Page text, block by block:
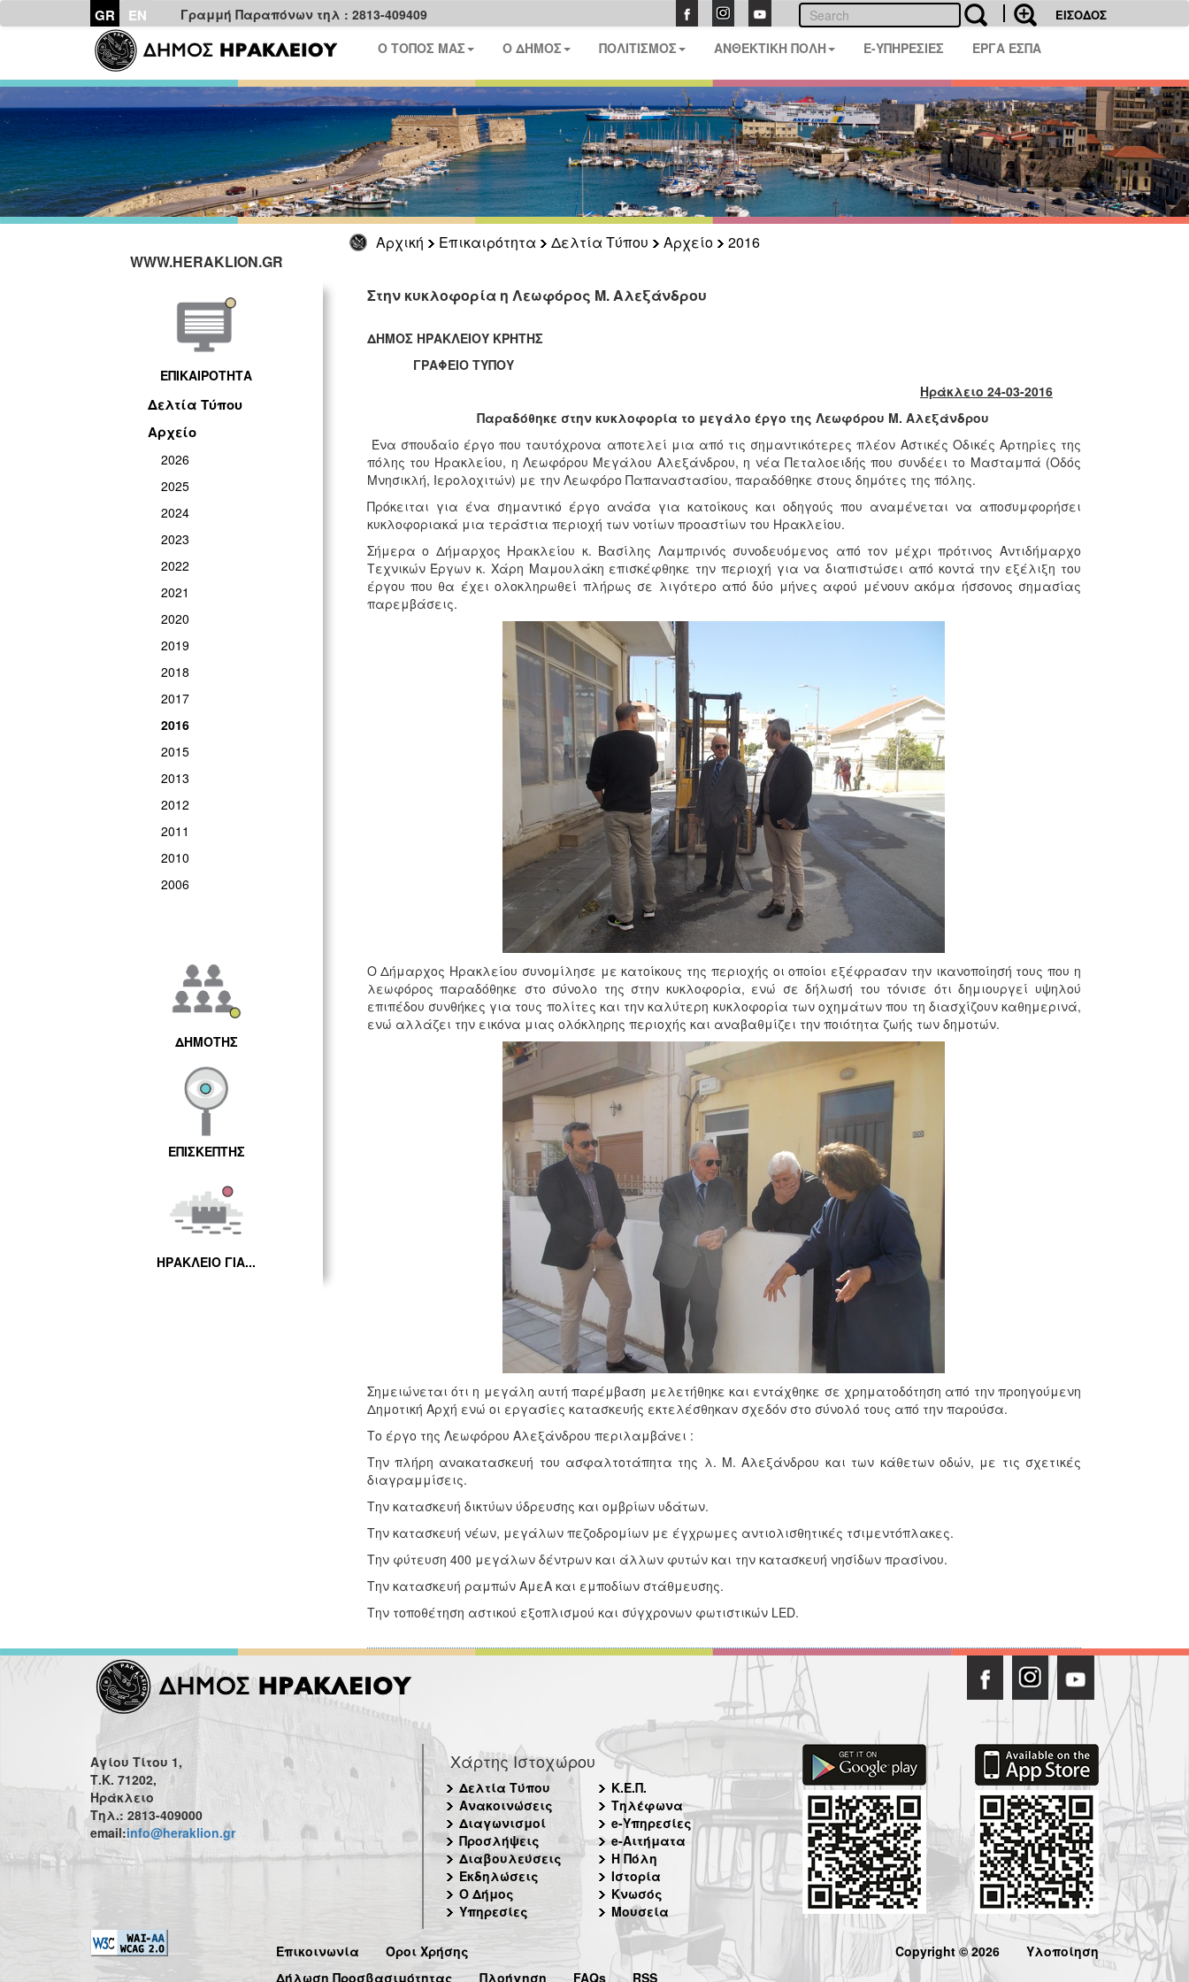
GR EN Γραμμή Παραπόνων τηλ : 2813-409409 ΕΙΣΟΔΟΣ
Ο ΤΟΠΟΣ ΜΑΣ Ο ΔΗΜΟΣ ΠΟΛΙΤΙΣΜΟΣ ΑΝΘΕΚΤΙΚΗ ΠΟΛΗ E-ΥΠΗΡΕΣΙΕΣ ΕΡΓΑ ΕΣΠΑ
Αρχική Επικαιρότητα Δελτία Τύπου Αρχείο
2016
WWW.HERAKLION.GR
ΕΠΙΚΑΙΡΟΤΗΤΑ
Δελτία Τύπου
Αρχείο
2026
2025
2024
2023
2022
2021
2020
2019
2018
2017
2016
2015
2013
2012
2011
2010
2006
ΔΗΜΟΤΗΣ
ΕΠΙΣΚΕΠΤΗΣ
ΗΡΑΚΛΕΙΟ ΓΙΑ...
Στην κυκλοφορία η Λεωφόρος Μ. Αλεξάνδρου
ΔΗΜΟΣ ΗΡΑΚΛΕΙΟΥ ΚΡΗΤΗΣ
ΓΡΑΦΕΙΟ ΤΥΠΟΥ
Ηράκλειο 24-03-2016
Παραδόθηκε στην κυκλοφορία το μεγάλο έργο της Λεωφόρου Μ. Αλεξάνδρου
Ένα σπουδαίο έργο που ταυτόχρονα αποτελεί μια από τις σημαντικότερες πλέον Αστικές Οδικές Αρτηρίες της
πόλης του Ηρακλείου, η Λεωφόρου Μεγάλου Αλεξάνδρου, η νέα Πεταλοειδής που συνδέει το Μασταμπά (Οδός
Μνησικλή, Ιερολοχιτών) με την Λεωφόρο Παπαναστασίου, παραδόθηκε στους δημότες της πόλης.
Πρόκειται για ένα σημαντικό έργο ανάσα για κατοίκους και οδηγούς που αναμένεται να αποσυμφορήσει
κυκλοφοριακά μια τεράστια περιοχή των νοτίων προαστίων του Ηρακλείου.
Σήμερα ο Δήμαρχος Ηρακλείου κ. Βασίλης Λαμπρινός συνοδευόμενος από τον μέχρι πρότινος Αντιδήμαρχο
Τεχνικών Έργων κ. Χάρη Μαμουλάκη επισκέφθηκε την περιοχή για να διαπιστώσει από κοντά την εξέλιξη του
έργου που θα έχει ολοκληρωθεί πλήρως σε λιγότερο από δύο μήνες αφού μένουν ακόμα ήσσονος σημασίας
παρεμβάσεις.
Ο Δήμαρχος Ηρακλείου συνομίλησε με κατοίκους της περιοχής οι οποίοι εξέφρασαν την ικανοποίησή τους που η
λεωφόρος παραδόθηκε στο σύνολο της στην κυκλοφορία, ενώ σε δήλωσή του τόνισε ότι δημιουργεί υψηλού
επιπέδου συνθήκες για τους πολίτες και την καλύτερη κυκλοφορία των οχημάτων που τη διασχίζουν καθημερινά,
ενώ αλλάζει την εικόνα μιας ολόκληρης περιοχής και αναβαθμίζει την ποιότητα ζωής των δημοτών.
Σημειώνεται ότι η μεγάλη αυτή παρέμβαση μελετήθηκε και εντάχθηκε σε χρηματοδότηση από την προηγούμενη
Δημοτική Αρχή ενώ οι εργασίες κατασκευής εκτελέσθηκαν σχεδόν στο σύνολό τους από την παρούσα.
Το έργο της Λεωφόρου Αλεξάνδρου περιλαμβάνει :
Την πλήρη ανακατασκευή του ασφαλτοτάπητα της λ. Μ. Αλεξάνδρου και των κάθετων οδών, με τις σχετικές
διαγραμμίσεις.
Την κατασκευή δικτύων ύδρευσης και ομβρίων υδάτων.
Την κατασκευή νέων, μεγάλων πεζοδρομίων με έγχρωμες αντιολισθητικές τσιμεντόπλακες.
Την φύτευση 400 μεγάλων δέντρων και άλλων φυτών και την κατασκευή νησίδων πρασίνου.
Την κατασκευή ραμπών ΑμεΑ και εμποδίων στάθμευσης.
Την τοποθέτηση αστικού εξοπλισμού και σύγχρονων φωτιστικών LED.
Αγίου Τίτου 1,
Τ.Κ. 71202,
Ηράκλειο
Τηλ.: 2813-409000
email:info@heraklion.gr
Χάρτης Ιστοχώρου
Δελτία Τύπου
Ανακοινώσεις
Διαγωνισμοί
Προσλήψεις
Διαβουλεύσεις
Εκδηλώσεις
Ο Δήμος
Υπηρεσίες
Κ.Ε.Π.
Τηλέφωνα
e-Υπηρεσίες
e-Αιτήματα
Η Πόλη
Ιστορία
Κνωσός
Μουσεία
Επικοινωνία
Όροι Χρήσης
Δήλωση Προσβασιμότητας
Πλοήγηση FAQs RSS
Copyright © 2026 Υλοποίηση